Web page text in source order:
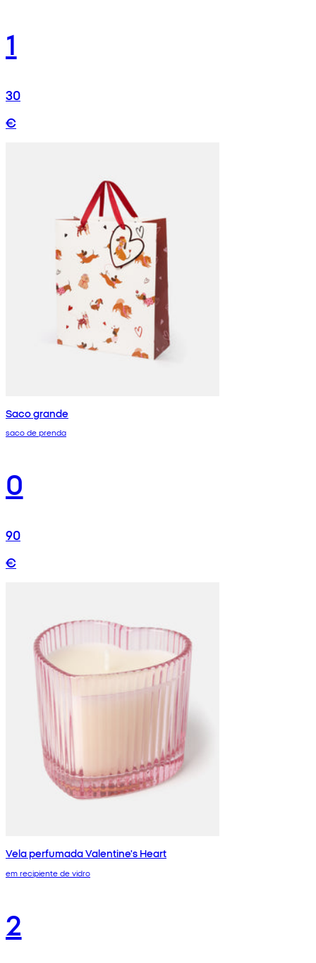
1
30
€
Saco grande
saco de prenda
0
90
€
Vela perfumada Valentine's Heart
em recipiente de vidro
2